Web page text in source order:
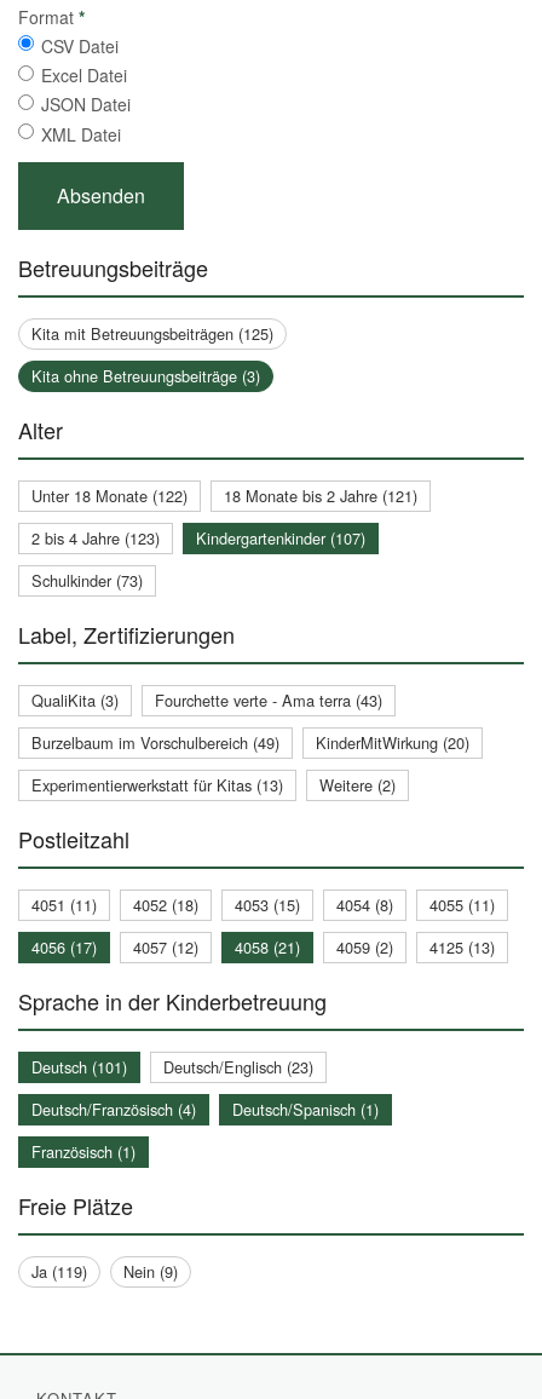
Format *
CSV Datei
Excel Datei
JSON Datei
XML Datei
Betreuungsbeiträge
Kita mit Betreuungsbeiträgen (125)
Kita ohne Betreuungsbeiträge (3)
Alter
Unter 18 Monate (122)
18 Monate bis 2 Jahre (121)
2 bis 4 Jahre (123)
Kindergartenkinder (107)
Schulkinder (73)
Label, Zertifizierungen
QualiKita (3)
Fourchette verte - Ama terra (43)
Burzelbaum im Vorschulbereich (49)
KinderMitWirkung (20)
Experimentierwerkstatt für Kitas (13)
Weitere (2)
Postleitzahl
4051 (11) 4052 (18) 4053 (15) 4054 (8)
4055 (11)
4056 (17)
4057 (12) 4058 (21) 4059 (2) 4125 (13)
Sprache in der Kinderbetreuung
Deutsch (101)
Deutsch/Englisch (23)
Deutsch/Französisch (4)
Deutsch/Spanisch (1)
Französisch (1)
Freie Plätze
Ja (119) Nein (9)